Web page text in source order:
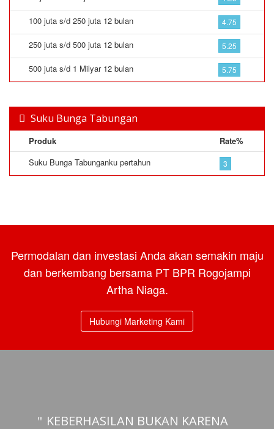
100 juta s/d 250 juta 12 bulan 4.75
250 juta s/d 500 juta 12 bulan 5.25
500 juta s/d 1 Milyar 12 bulan 5.75
Suku Bunga Tabungan
Produk
Rate%
Suku Bunga Tabunganku pertahun
3
Permodalan dan investasi Anda akan semakin maju
dan berkembang bersama PT BPR Rogojampi
Artha Niaga.
Hubungi Marketing Kami
KEBERHASILAN BUKAN KARENA